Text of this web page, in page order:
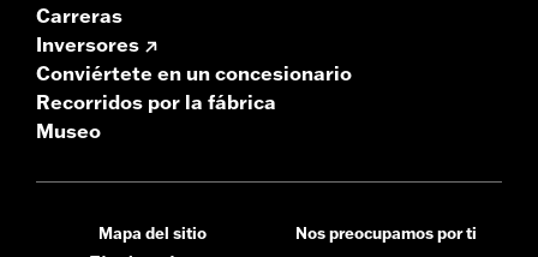
Carreras
Inversores
Conviértete en un concesionario
Recorridos por la fábrica
Museo
Mapa del sitio
Nos preocupamos por ti